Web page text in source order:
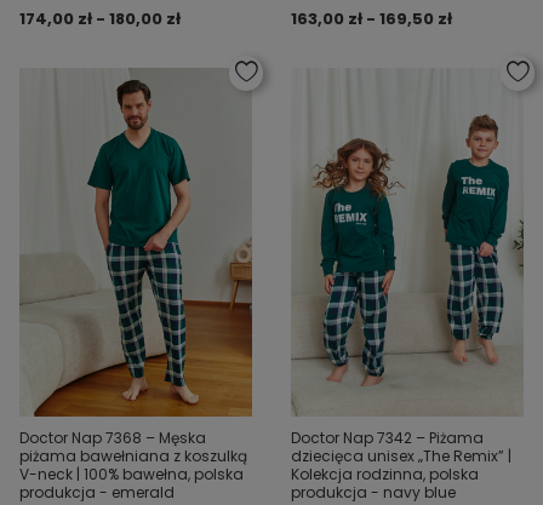
174,00 zł - 180,00 zł 163,00 zł - 169,50 zł
Doctor Nap 7368 – Męska
piżama bawełniana z koszulką
V-neck | 100% bawełna, polska
produkcja - emerald
Doctor Nap 7342 – Piżama
dziecięca unisex „The Remix” |
Kolekcja rodzinna, polska
produkcja - navy blue